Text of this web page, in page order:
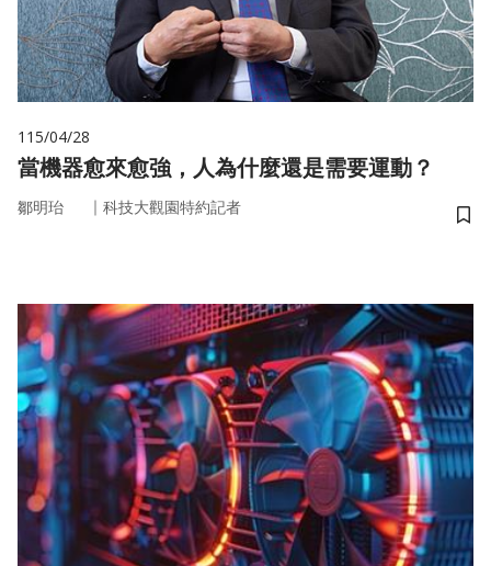
115/04/28
當機器愈來愈強，人為什麼還是需要運動？
鄒明珆 ｜ 科技大觀園特約記者
儲